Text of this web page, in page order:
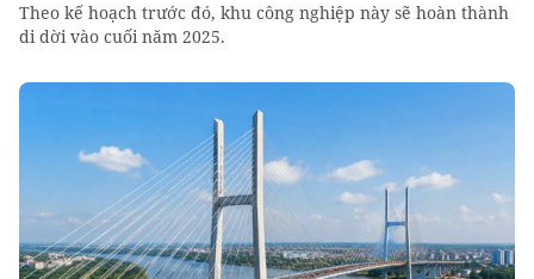
Theo kế hoạch trước đó, khu công nghiệp này sẽ hoàn thành
di dời vào cuối năm 2025.